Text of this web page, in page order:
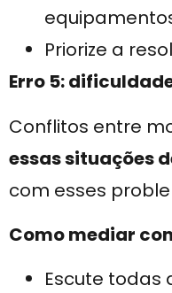
Priorize a
Erro 5:
Conflitos entre
essas situações
com esses
Como mediar
Escute todas